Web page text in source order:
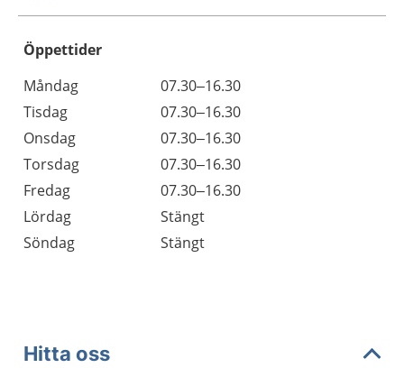
Öppettider
Dag
Öppettider
Kommentarer
Måndag
07.30–16.30
Tisdag
07.30–16.30
Onsdag
07.30–16.30
Torsdag
07.30–16.30
Fredag
07.30–16.30
Lördag
Stängt
Söndag
Stängt
Hitta oss